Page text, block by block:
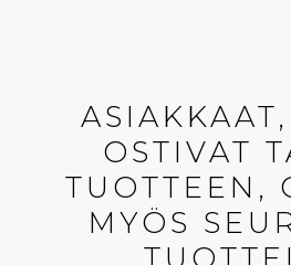
OSTIVAT
TUOTTEEN,
MYÖS